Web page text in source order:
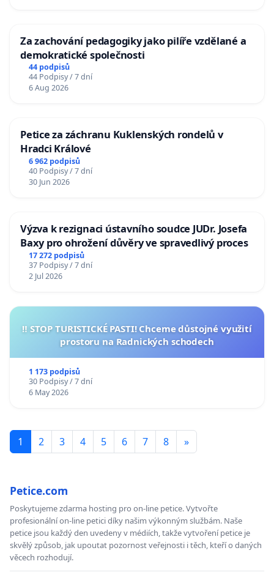
Za zachování pedagogiky jako pilíře vzdělané a
demokratické společnosti
44 podpisů
44 Podpisy / 7 dní
6 Aug 2026
Petice za záchranu Kuklenských rondelů v
Hradci Králové
6 962 podpisů
40 Podpisy / 7 dní
30 Jun 2026
Výzva k rezignaci ústavního soudce JUDr. Josefa
Baxy pro ohrožení důvěry ve spravedlivý proces
17 272 podpisů
37 Podpisy / 7 dní
2 Jul 2026
‼️ STOP TURISTICKÉ PASTI! Chceme důstojné využití
prostoru na Radnických schodech
1 173 podpisů
30 Podpisy / 7 dní
6 May 2026
1 2 3 4 5 6 7 8 »
Petice.com
Poskytujeme zdarma hosting pro on-line petice. Vytvořte
profesionální on-line petici díky našim výkonným službám. Naše
petice jsou každý den uvedeny v médiích, takže vytvoření petice je
skvělý způsob, jak upoutat pozornost veřejnosti i těch, kteří o daných
věcech rozhodují.